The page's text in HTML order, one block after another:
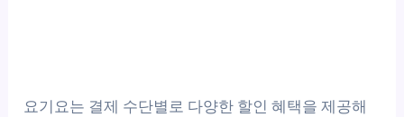
요기요는 결제 수단별로 다양한 할인 혜택을 제공해